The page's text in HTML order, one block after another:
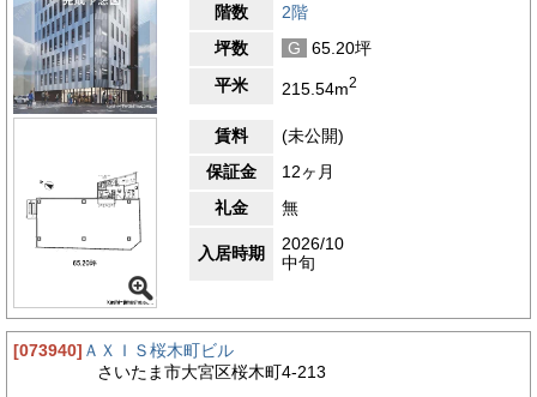
階数
2階
坪数
G
65.20坪
平米
215.54m2
賃料
(未公開)
保証金
12ヶ月
礼金
無
入居時期
2026/10
中旬
[073940] ＡＸＩＳ桜木町ビル
さいたま市大宮区桜木町4-213